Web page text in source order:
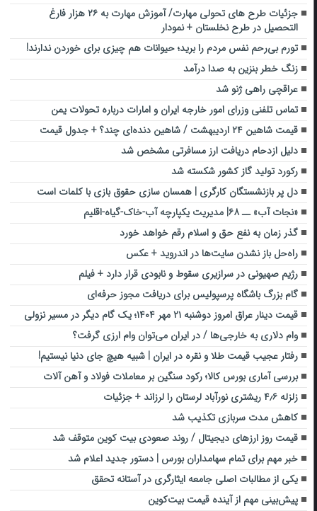
جزئیات طرح های تحولی مهارت/ آموزش مهارت به ۲۶ هزار فارغ
التحصیل در طرح نخلستان + نمودار
تورم بی‌رحم نفس مردم را برید؛ حیوانات هم چیزی برای خوردن ندارند!
زنگ خطر بنزین به صدا درآمد
عراقچی راهی ژنو شد
تماس تلفنی وزرای امور خارجه ایران و امارات درباره تحولات یمن
قیمت شاهین ۲۴ اردیبهشت / شاهین دنده‎‌ای چند؟ + جدول قیمت
دلیل ازدحام دریافت ارز مسافرتی مشخص شد
رکورد تولید گاز کشور شکسته شد
دل پر بازنشستگان کارگری | همسان سازی حقوق بازی با کلمات است
«نجات آب» ــ ۶۸| مدیریت یکپارچه آب-خاک-گیاه-اقلیم
گذر زمان به نفع حق و اسلام رقم خواهد خورد
راه‌حل باز نشدن سایت‌ها در اندروید + عکس
رژیم ‌صهیونی‌ در سرازیری سقوط و نابودی قرار دارد + فیلم
گام بزرگ باشگاه پرسپولیس برای دریافت مجوز حرفه‌ای
قیمت دینار عراق امروز دوشنبه ۲۱ مهر ۱۴۰۴؛ یک گام دیگر در مسیر نزولی
وام دلاری به خارجی‌ها / در ایران می‌توان وام ارزی گرفت؟
رفتار عجیب قیمت طلا و نقره در ایران | شبیه هیچ جای دنیا نیستیم!
بررسی آماری بورس کالا؛ رکود سنگین بر معاملات فولاد و آهن آلات
زلزله ۴٫۶ ریشتری نورآباد ‌لرستان را لرزاند + جزئیات
کاهش مدت سربازی تکذیب شد
قیمت روز ارزهای دیجیتال / روند صعودی بیت کوین متوقف شد
خبر مهم برای تمام سهامداران بورس | دستور جدید اعلام شد
یکی از مطالبات اصلی جامعه ایثارگری در آستانه تحقق
پیش‌بینی مهم از آینده قیمت بیت‌کوین